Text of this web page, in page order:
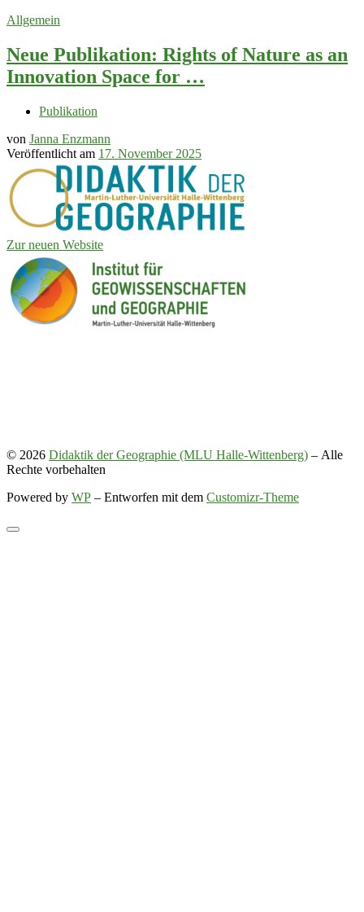
Allgemein
Neue Publikation: Rights of Nature as an
Innovation Space for …
Publikation
von Janna Enzmann
Veröffentlicht am 17. November 2025
Zur neuen Website
© 2026 Didaktik der Geographie (MLU Halle-Wittenberg) – Alle
Rechte vorbehalten
Powered by WP – Entworfen mit dem Customizr-Theme